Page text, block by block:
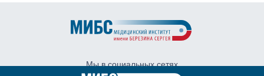
Мы в социальных сетях